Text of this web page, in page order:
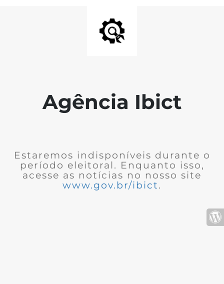
Agência Ibict
Estaremos indisponíveis durante o
período eleitoral. Enquanto isso,
acesse as notícias no nosso site
www.gov.br/ibict.